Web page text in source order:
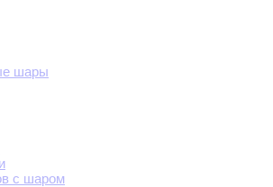
шары
с шаром